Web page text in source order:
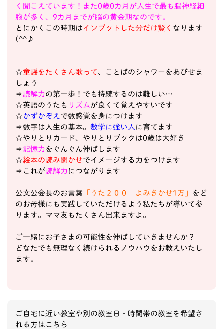
く聞こえています！また0歳0カ月が人生で最も脳神経細
胞が多く、9カ月までが脳の黄金期なのです。
とにかくこの時期はインプットした分だけ賢く なります
(^^♪
☆童謡をたくさん歌って、ことばのシャワーをあびせま
しょう
⇒読解力の第一歩！でも持続するのは難しい…
☆英語のうたも リズムが良くて覚えやすいです
☆かずかぞえで数感覚を身につけます
⇒数字は人生の基本。 数学に強い人 に育てます
☆やりとりカード、やりとりブックは0歳は大好き
⇒記憶力をぐんぐん伸ばします
☆絵本の読み聞かせでイメージする力をつけます
⇒これが読解力につながります
公文公会長のお言葉 「うた２００ よみきかせ1万」 をど
のお母様にも実践していただけるよう私たちが導いて参
ります。ママ友もたくさん出来ますよ。
ご一緒にお子さまの可能性を伸ばしていきませんか？
どなたでも無理なく続けられるノウハウをお教えいたし
ます。
ご自宅に近い教室や別の教室日・時間帯の教室を希望さ
れる方はこちら